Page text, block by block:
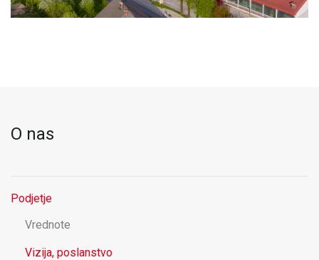
O nas
Podjetje
Vrednote
Vizija, poslanstvo